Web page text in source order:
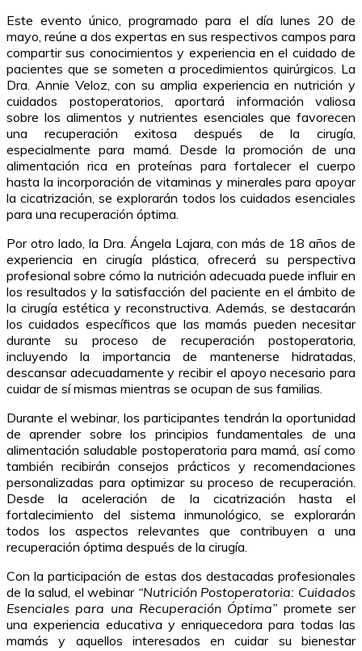
Este evento único, programado para el día lunes 20 de
mayo, reúne a dos expertas en sus respectivos campos para
compartir sus conocimientos y experiencia en el cuidado de
pacientes que se someten a procedimientos quirúrgicos. La
Dra. Annie Veloz, con su amplia experiencia en nutrición y
cuidados postoperatorios, aportará información valiosa
sobre los alimentos y nutrientes esenciales que favorecen
una recuperación exitosa después de la cirugía,
especialmente para mamá. Desde la promoción de una
alimentación rica en proteínas para fortalecer el cuerpo
hasta la incorporación de vitaminas y minerales para apoyar
la cicatrización, se explorarán todos los cuidados esenciales
para una recuperación óptima.
Por otro lado, la Dra. Ángela Lajara, con más de 18 años de
experiencia en cirugía plástica, ofrecerá su perspectiva
profesional sobre cómo la nutrición adecuada puede influir en
los resultados y la satisfacción del paciente en el ámbito de
la cirugía estética y reconstructiva. Además, se destacarán
los cuidados específicos que las mamás pueden necesitar
durante su proceso de recuperación postoperatoria,
incluyendo la importancia de mantenerse hidratadas,
descansar adecuadamente y recibir el apoyo necesario para
cuidar de sí mismas mientras se ocupan de sus familias.
Durante el webinar, los participantes tendrán la oportunidad
de aprender sobre los principios fundamentales de una
alimentación saludable postoperatoria para mamá, así como
también recibirán consejos prácticos y recomendaciones
personalizadas para optimizar su proceso de recuperación.
Desde la aceleración de la cicatrización hasta el
fortalecimiento del sistema inmunológico, se explorarán
todos los aspectos relevantes que contribuyen a una
recuperación óptima después de la cirugía.
Con la participación de estas dos destacadas profesionales
de la salud, el webinar “Nutrición Postoperatoria: Cuidados
Esenciales para una Recuperación Óptima” promete ser
una experiencia educativa y enriquecedora para todas las
mamás y aquellos interesados en cuidar su bienestar